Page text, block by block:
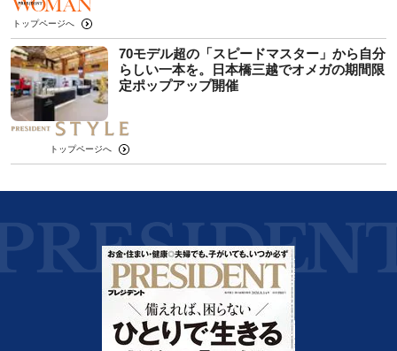
トップページへ
70モデル超の「スピードマスター」から自分
らしい一本を。日本橋三越でオメガの期間限
定ポップアップ開催
トップページへ